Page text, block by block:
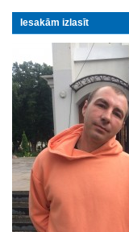
Iesakām izlasīt